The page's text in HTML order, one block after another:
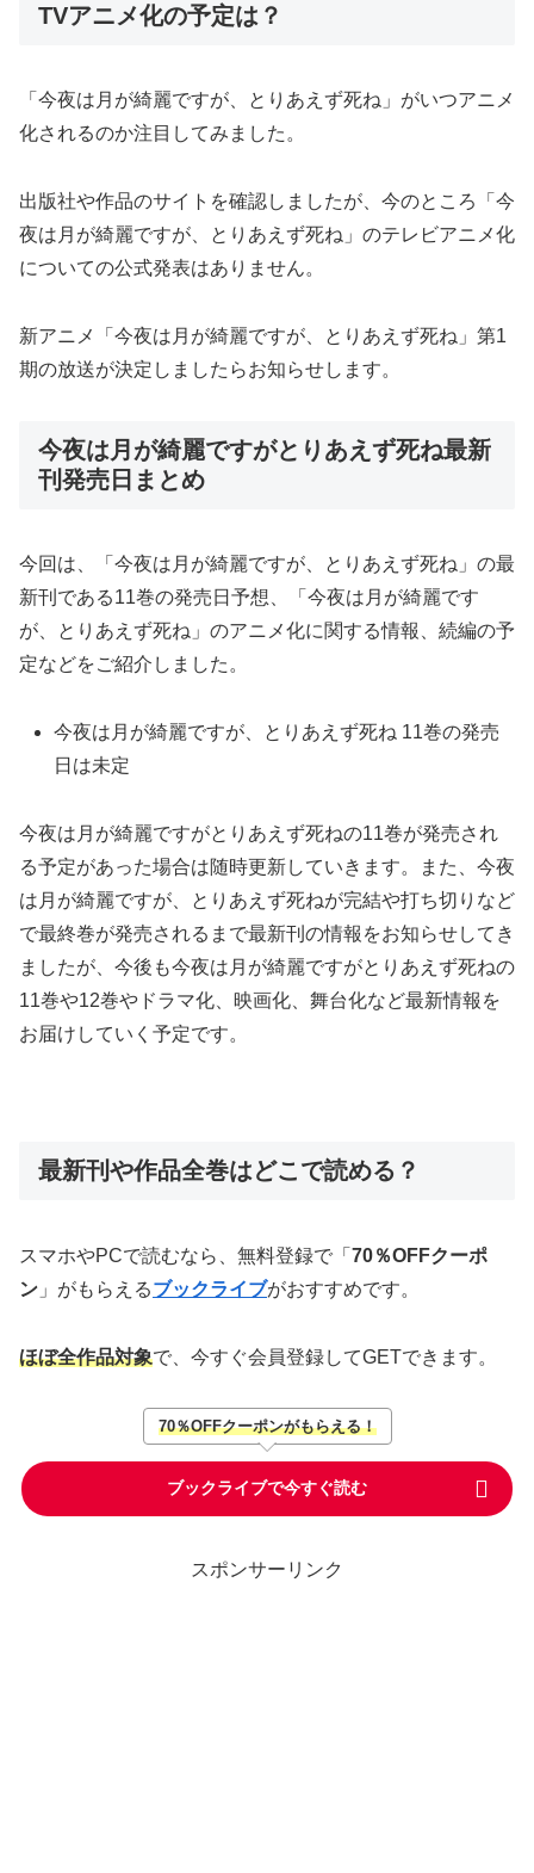
TVアニメ化の予定は？
「今夜は月が綺麗ですが、とりあえず死ね」がいつアニメ
化されるのか注目してみました。
出版社や作品のサイトを確認しましたが、今のところ「今
夜は月が綺麗ですが、とりあえず死ね」のテレビアニメ化
についての公式発表はありません。
新アニメ「今夜は月が綺麗ですが、とりあえず死ね」第1
期の放送が決定しましたらお知らせします。
今夜は月が綺麗ですがとりあえず死ね最新
刊発売日まとめ
今回は、「今夜は月が綺麗ですが、とりあえず死ね」の最
新刊である11巻の発売日予想、「今夜は月が綺麗です
が、とりあえず死ね」のアニメ化に関する情報、続編の予
定などをご紹介しました。
今夜は月が綺麗ですが、とりあえず死ね 11巻の発売
日は未定
今夜は月が綺麗ですがとりあえず死ねの11巻が発売され
る予定があった場合は随時更新していきます。また、今夜
は月が綺麗ですが、とりあえず死ねが完結や打ち切りなど
で最終巻が発売されるまで最新刊の情報をお知らせしてき
ましたが、今後も今夜は月が綺麗ですがとりあえず死ねの
11巻や12巻やドラマ化、映画化、舞台化など最新情報を
お届けしていく予定です。
最新刊や作品全巻はどこで読める？
スマホやPCで読むなら、無料登録で「 70％OFFクーポ
ン 」がもらえるブックライブがおすすめです。
ほぼ全作品対象で、今すぐ会員登録してGETできます。
70％OFFクーポンがもらえる！
ブックライブで今すぐ読む
スポンサーリンク